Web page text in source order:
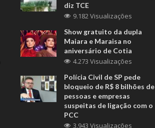
diz TCE
9.182 Visualizações
Show gratuito da dupla
Maiara e Maraisa no
aniversário de Cotia
4.273 Visualizações
Polícia Civil de SP pede
bloqueio de R$ 8 bilhões de
pessoas e empresas
suspeitas de ligação com o
PCC
3.943 Visualizações